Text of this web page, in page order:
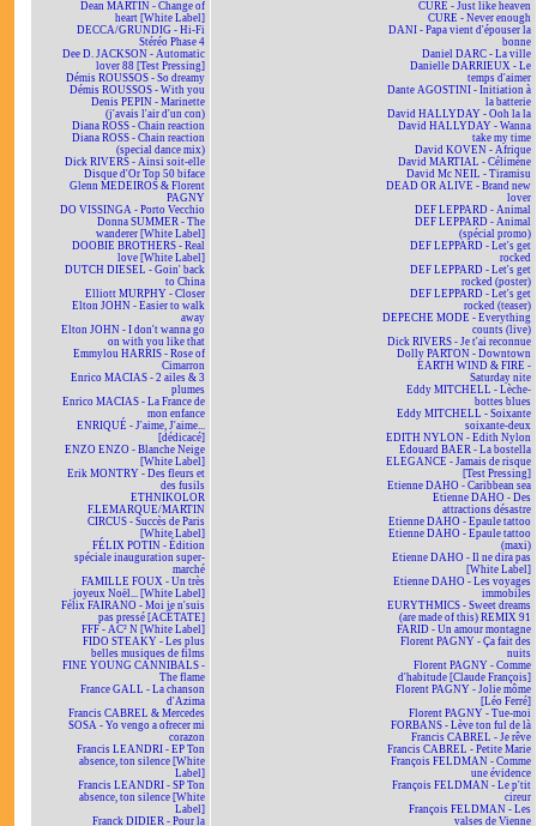
Dean MARTIN - Change of
heart [White Label]
DECCA/GRUNDIG - Hi-Fi
Stéréo Phase 4
Dee D. JACKSON - Automatic
lover 88 [Test Pressing]
Démis ROUSSOS - So dreamy
Démis ROUSSOS - With you
Denis PEPIN - Marinette
(j'avais l'air d'un con)
Diana ROSS - Chain reaction
Diana ROSS - Chain reaction
(special dance mix)
Dick RIVERS - Ainsi soit-elle
Disque d'Or Top 50 biface
Glenn MEDEIROS & Florent
PAGNY
DO VISSINGA - Porto Vecchio
Donna SUMMER - The
wanderer [White Label]
DOOBIE BROTHERS - Real
love [White Label]
DUTCH DIESEL - Goin' back
to China
Elliott MURPHY - Closer
Elton JOHN - Easier to walk
away
Elton JOHN - I don't wanna go
on with you like that
Emmylou HARRIS - Rose of
Cimarron
Enrico MACIAS - 2 ailes & 3
plumes
Enrico MACIAS - La France de
mon enfance
ENRIQUÉ - J'aime, J'aime...
[dédicacé]
ENZO ENZO - Blanche Neige
[White Label]
Erik MONTRY - Des fleurs et
des fusils
ETHNIKOLOR
F.LEMARQUE/MARTIN
CIRCUS - Succès de Paris
[White Label]
FÉLIX POTIN - Édition
spéciale inauguration super-
marché
FAMILLE FOUX - Un très
joyeux Noël... [White Label]
Félix FAIRANO - Moi je n'suis
pas pressé [ACÉTATE]
FFF - AC² N [White Label]
FIDO STEAKY - Les plus
belles musiques de films
FINE YOUNG CANNIBALS -
The flame
France GALL - La chanson
d'Azima
Francis CABREL & Mercedes
SOSA - Yo vengo a ofrecer mi
corazon
Francis LEANDRI - EP Ton
absence, ton silence [White
Label]
Francis LEANDRI - SP Ton
absence, ton silence [White
Label]
Franck DIDIER - Pour la
CURE - Just like heaven
CURE - Never enough
DANI - Papa vient d'épouser la
bonne
Daniel DARC - La ville
Danielle DARRIEUX - Le
temps d'aimer
Dante AGOSTINI - Initiation à
la batterie
David HALLYDAY - Ooh la la
David HALLYDAY - Wanna
take my time
David KOVEN - Afrique
David MARTIAL - Célimène
David Mc NEIL - Tiramisu
DEAD OR ALIVE - Brand new
lover
DEF LEPPARD - Animal
DEF LEPPARD - Animal
(spécial promo)
DEF LEPPARD - Let's get
rocked
DEF LEPPARD - Let's get
rocked (poster)
DEF LEPPARD - Let's get
rocked (teaser)
DEPECHE MODE - Everything
counts (live)
Dick RIVERS - Je t'ai reconnue
Dolly PARTON - Downtown
EARTH WIND & FIRE -
Saturday nite
Eddy MITCHELL - Lèche-
bottes blues
Eddy MITCHELL - Soixante
soixante-deux
EDITH NYLON - Edith Nylon
Edouard BAER - La bostella
ELEGANCE - Jamais de risque
[Test Pressing]
Etienne DAHO - Caribbean sea
Etienne DAHO - Des
attractions désastre
Etienne DAHO - Epaule tattoo
Etienne DAHO - Epaule tattoo
(maxi)
Etienne DAHO - Il ne dira pas
[White Label]
Etienne DAHO - Les voyages
immobiles
EURYTHMICS - Sweet dreams
(are made of this) REMIX 91
FARID - Un amour montagne
Florent PAGNY - Ça fait des
nuits
Florent PAGNY - Comme
d'habitude [Claude François]
Florent PAGNY - Jolie môme
[Léo Ferré]
Florent PAGNY - Tue-moi
FORBANS - Lève ton ful de là
Francis CABREL - Je rêve
Francis CABREL - Petite Marie
François FELDMAN - Comme
une évidence
François FELDMAN - Le p'tit
cireur
François FELDMAN - Les
valses de Vienne